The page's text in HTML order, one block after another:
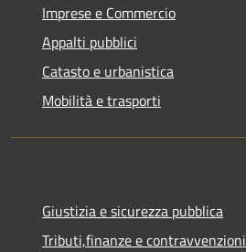
Imprese e Commercio
Appalti pubblici
Catasto e urbanistica
Mobilità e trasporti
Giustizia e sicurezza pubblica
Tributi,finanze e contravvenzioni